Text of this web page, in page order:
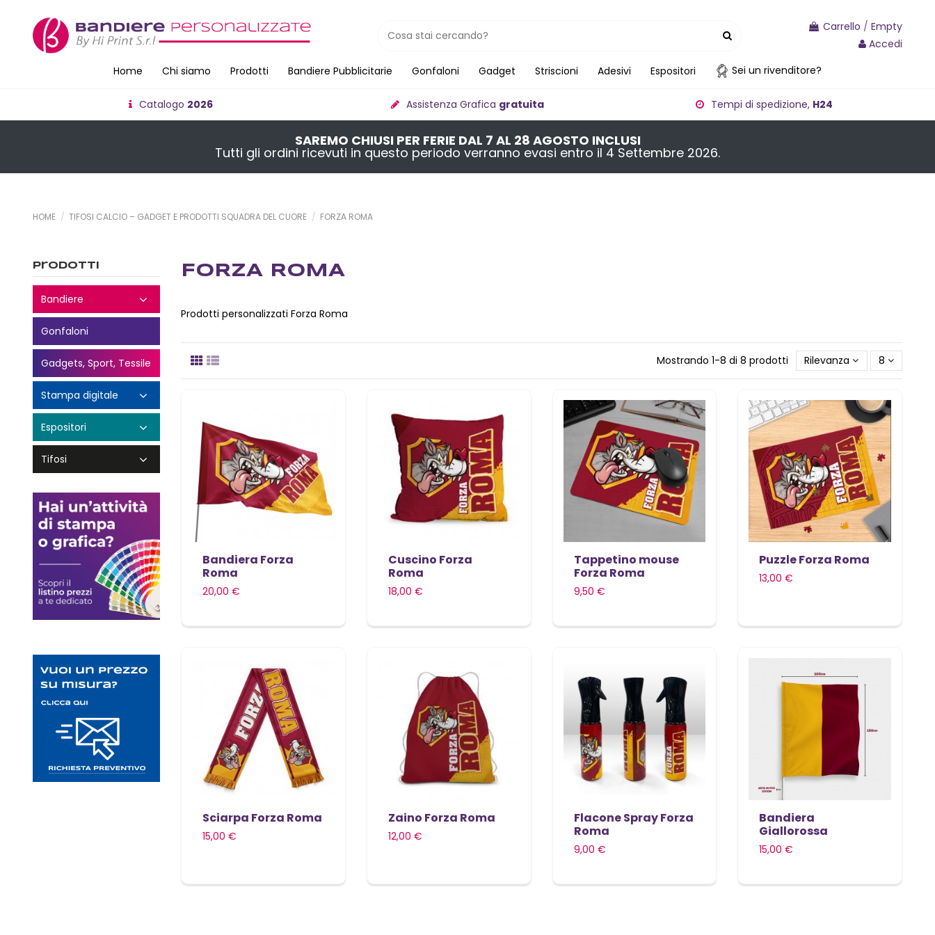
Carrello / Empty
Accedi
Home
Chi siamo Prodotti Bandiere Pubblicitarie Gonfaloni Gadget Striscioni Adesivi Espositori Sei un rivenditore?
Catalogo 2026 Assistenza Grafica gratuita Tempi di spedizione, H24
SAREMO CHIUSI PER FERIE DAL 7 AL 28 AGOSTO INCLUSI
Tutti gli ordini ricevuti in questo periodo verranno evasi entro il 4 Settembre 2026.
HOME TIFOSI CALCIO – GADGET E PRODOTTI SQUADRA DEL CUORE FORZA ROMA
FORZA ROMA
Prodotti personalizzati Forza Roma
Mostrando 1-8 di 8 prodotti Rilevanza 8
Bandiera Forza
Roma
20,00 €
Cuscino Forza
Roma
18,00 €
Tappetino mouse
Forza Roma
9,50 €
Puzzle Forza Roma
13,00 €
Sciarpa Forza Roma
15,00 €
Zaino Forza Roma
12,00 €
Flacone Spray Forza
Roma
9,00 €
Bandiera
Giallorossa
15,00 €
Prodotti